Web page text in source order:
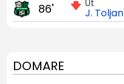
Ut
J. Toljan
86'
DOMARE